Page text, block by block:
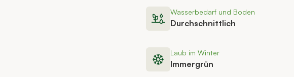
Wasserbedarf und Boden
Durchschnittlich
Laub im Winter
Immergrün